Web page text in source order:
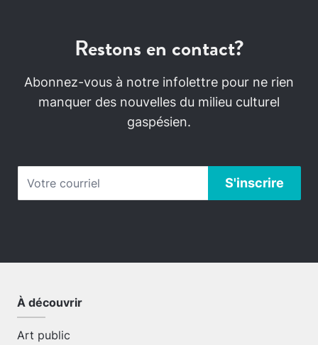
Restons en contact?
Abonnez-vous à notre infolettre pour ne rien
manquer des nouvelles du milieu culturel
gaspésien.
À découvrir
Art public